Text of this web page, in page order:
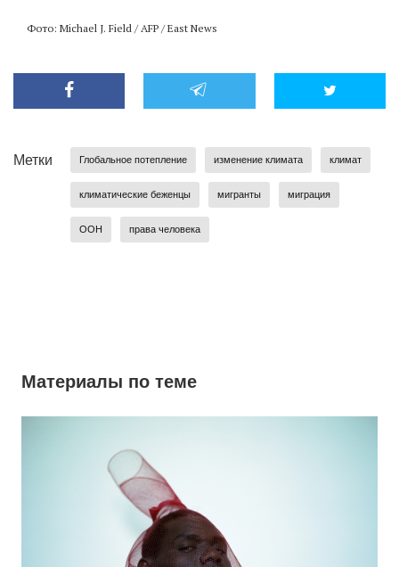
Фото: Michael J. Field / AFP / East News
Метки Глобальное потепление изменение климата климат
климатические беженцы мигранты миграция
ООН права человека
Материалы по теме